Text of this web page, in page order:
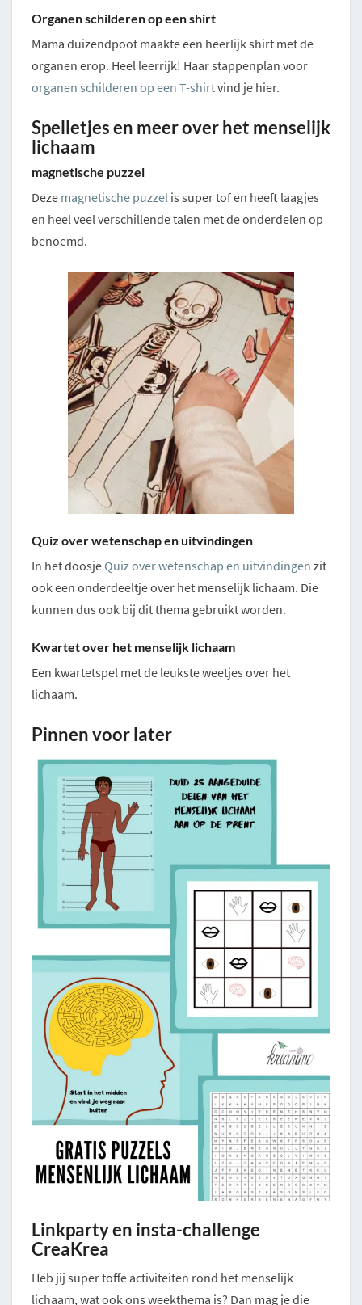
Organen schilderen op een shirt
Mama duizendpoot maakte een heerlijk shirt met de
organen erop. Heel leerrijk! Haar stappenplan voor
organen schilderen op een T-shirtvind je hier.
Spelletjes en meer over het menselijk
lichaam
magnetische puzzel
Deze magnetische puzzel is super tof en heeft laagjes
en heel veel verschillende talen met de onderdelen op
benoemd.
Quiz over wetenschap en uitvindingen
In het doosje Quiz over wetenschap en uitvindingen zit
ook een onderdeeltje over het menselijk lichaam. Die
kunnen dus ook bij dit thema gebruikt worden.
Kwartet over het menselijk lichaam
Een kwartetspel met de leukste weetjes over het
lichaam.
Pinnen voor later
Linkparty en insta-challenge
CreaKrea
Heb jij super toffe activiteiten rond het menselijk
lichaam, wat ook ons weekthema is? Dan mag je die